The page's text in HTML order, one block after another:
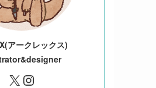
アークレックス)
X Instagram